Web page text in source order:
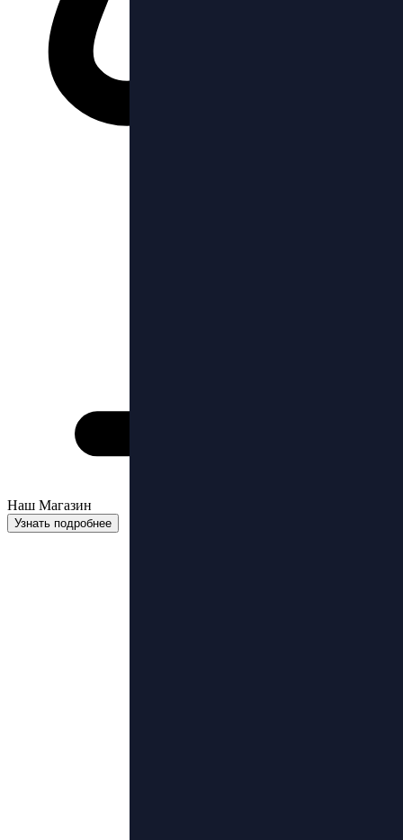
Наш Магазин
Узнать подробнее